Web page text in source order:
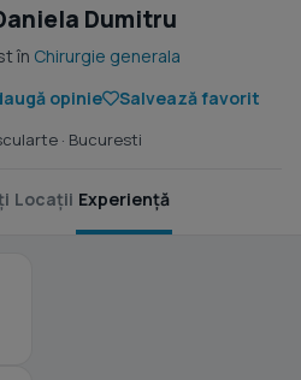
Dumitru
în Chirurgie generala
opinie Salvează favorit
· Bucuresti
Locații Experiență